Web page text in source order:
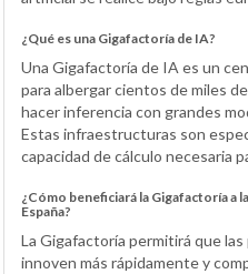
¿Qué es una Gigafactoría de IA?
Una Gigafactoría de IA es un
para albergar cientos de miles
hacer inferencia con grandes
Estas infraestructuras son
capacidad de cálculo necesaria
¿Cómo beneficiará la Gigafactoría a
España?
La Gigafactoría permitirá que
innoven más rápidamente y